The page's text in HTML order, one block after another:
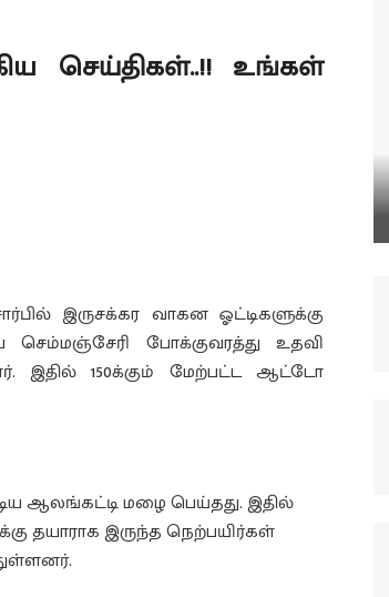
செய்திகள்..!! உங்கள்
இருசக்கர வாகன ஓட்டிகளுக்கு
போக்குவரத்து உதவி
இதில் 150க்கும் மேற்பட்ட ஆட்டோ
ஆலங்கட்டி மழை பெய்தது. இதில்
தயாராக இருந்த நெற்பயிர்கள்